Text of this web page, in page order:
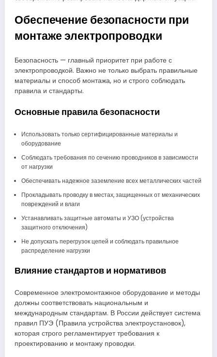
Обеспечение безопасности при
монтаже электропроводки
Безопасность — главный приоритет при работе с
электропроводкой. Важно не только выбрать правильные
материалы и способ монтажа, но и строго соблюдать
правила и стандарты.
Основные правила безопасности
Использовать только сертифицированные материалы и
оборудование
Соблюдать требования по сечению проводников в зависимости
от нагрузки
Обеспечивать надежное заземление всех металлических частей
Прокладывать проводку в местах, защищенных от механических
повреждений и влаги
Устанавливать защитные автоматы и УЗО (устройства
защитного отключения)
Не допускать перегрузок цепей и соблюдать правильное
распределение нагрузки
Влияние стандартов и нормативов
Современное электромонтажное оборудование и методы
должны соответствовать национальным и
международным стандартам. В России действует система
правил ПУЭ (Правила устройства электроустановок),
которая строго регламентирует требования к
проектированию и монтажу проводки.